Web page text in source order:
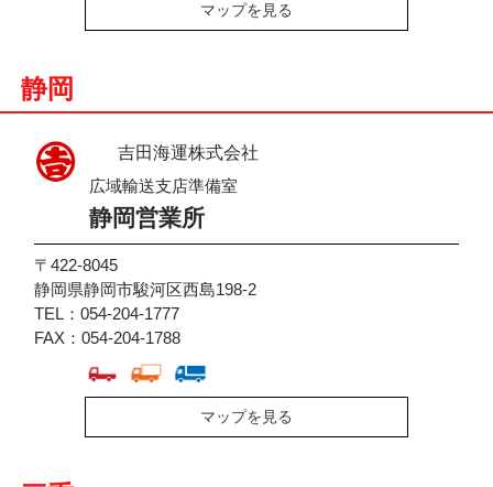
マップを見る
静岡
吉田海運株式会社
広域輸送支店準備室
静岡営業所
〒422-8045
静岡県静岡市駿河区西島198-2
TEL：054-204-1777
FAX：054-204-1788
マップを見る